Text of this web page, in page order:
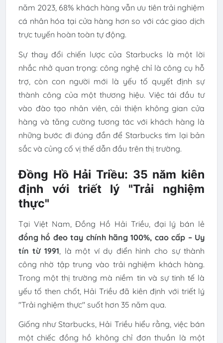
năm 2023, 68% khách hàng vẫn ưu tiên trải nghiệm
cá nhân hóa tại cửa hàng hơn so với các giao dịch
trực tuyến hoàn toàn tự động.
Sự thay đổi chiến lược của Starbucks là một lời
nhắc nhở quan trọng: công nghệ chỉ là công cụ hỗ
trợ, còn con người mới là yếu tố quyết định sự
thành công của một thương hiệu. Việc tái đầu tư
vào đào tạo nhân viên, cải thiện không gian cửa
hàng và tăng cường tương tác với khách hàng là
những bước đi đúng đắn để Starbucks tìm lại bản
sắc và củng cố vị thế dẫn đầu trên thị trường.
Đồng Hồ Hải Triều: 35 năm kiên
định với triết lý "Trải nghiệm
thực"
Tại Việt Nam, Đồng Hồ Hải Triều, đại lý bán lẻ
đồng hồ đeo tay chính hãng 100%, cao cấp – Uy
tín từ 1991 , là một ví dụ điển hình cho sự thành
công nhờ tập trung vào trải nghiệm khách hàng.
Trong một thị trường mà niềm tin và sự tinh tế là
yếu tố then chốt, Hải Triều đã kiên định với triết lý
"Trải nghiệm thực" suốt hơn 35 năm qua.
Giống như Starbucks, Hải Triều hiểu rằng, việc bán
một chiếc đồng hồ không chỉ đơn thuần là một